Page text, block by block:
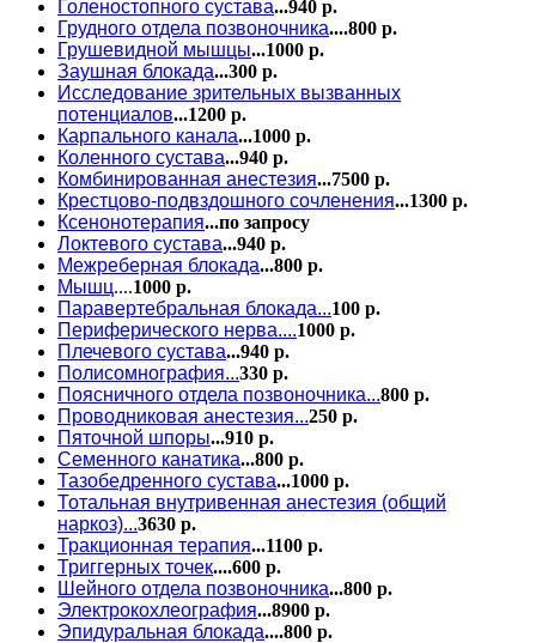
Голеностопного сустава...940 р.
Грудного отдела позвоночника....800 р.
Грушевидной мышцы...1000 р.
Заушная блокада...300 р.
Исследование зрительных вызванных
потенциалов...1200 р.
Карпального канала...1000 р.
Коленного сустава...940 р.
Комбинированная анестезия...7500 р.
Крестцово-подвздошного сочленения...1300 р.
Ксенонотерапия...по запросу
Локтевого сустава...940 р.
Межреберная блокада...800 р.
Мышц....1000 р.
Паравертебральная блокада...100 р.
Периферического нерва....1000 р.
Плечевого сустава...940 р.
Полисомнография...330 р.
Поясничного отдела позвоночника...800 р.
Проводниковая анестезия...250 р.
Пяточной шпоры...910 р.
Семенного канатика...800 р.
Тазобедренного сустава...1000 р.
Тотальная внутривенная анестезия (общий
наркоз)...3630 р.
Тракционная терапия...1100 р.
Триггерных точек....600 р.
Шейного отдела позвоночника...800 р.
Электрокохлеография...8900 р.
Эпидуральная блокада....800 р.